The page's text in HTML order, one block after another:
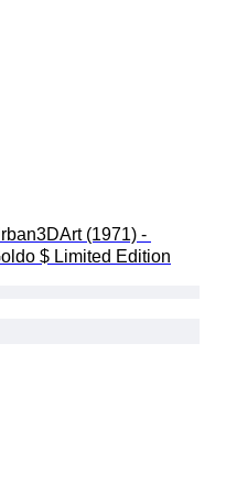
(1971) -
$ Limited Edition